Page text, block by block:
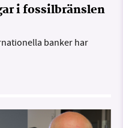
i fossilbränslen
banker har